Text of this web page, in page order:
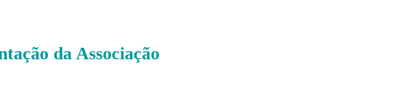
da Associação